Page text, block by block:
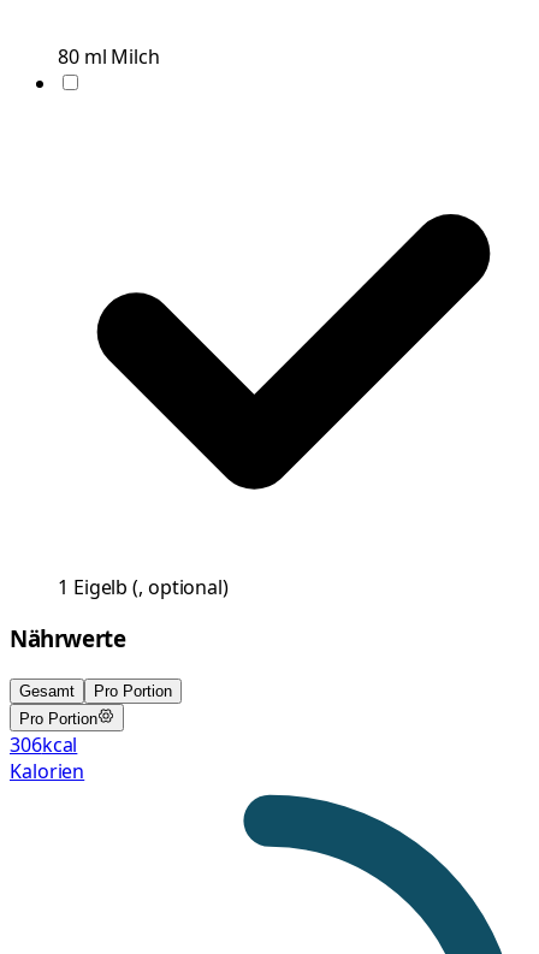
80 ml Milch
1 Eigelb (, optional)
Nährwerte
Gesamt
Pro Portion
Pro Portion
306kcal
Kalorien